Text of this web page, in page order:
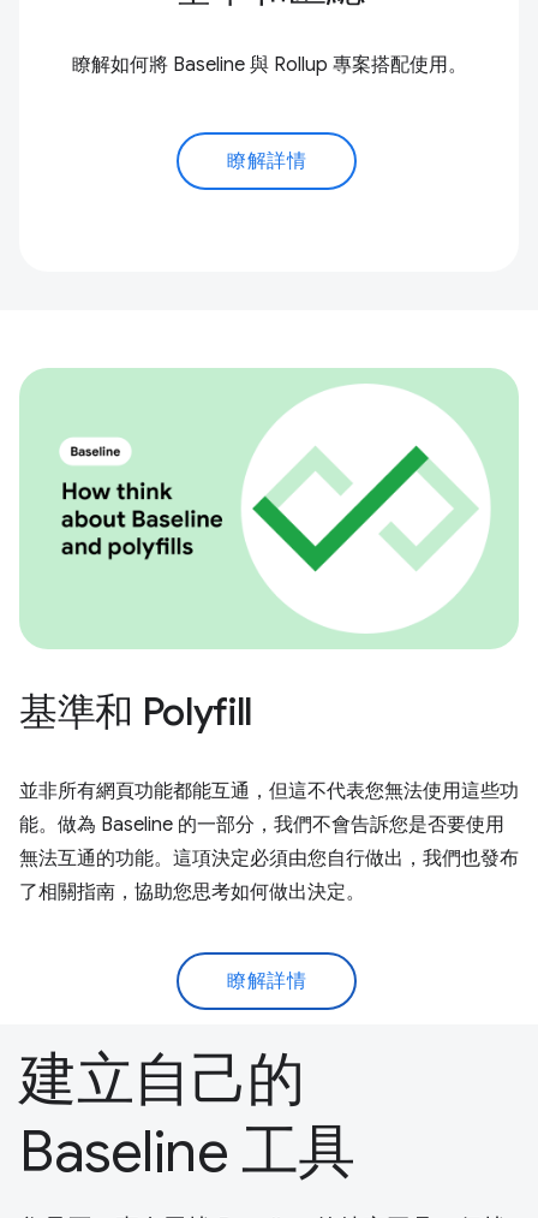
瞭解如何將 Baseline 與 Rollup 專案搭配使用。
瞭解詳情
基準和 Polyfill
並非所有網頁功能都能互通，但這不代表您無法使用這些功
能。做為 Baseline 的一部分，我們不會告訴您是否要使用
無法互通的功能。這項決定必須由您自行做出，我們也發布
了相關指南，協助您思考如何做出決定。
瞭解詳情
建立自己的
Baseline 工具